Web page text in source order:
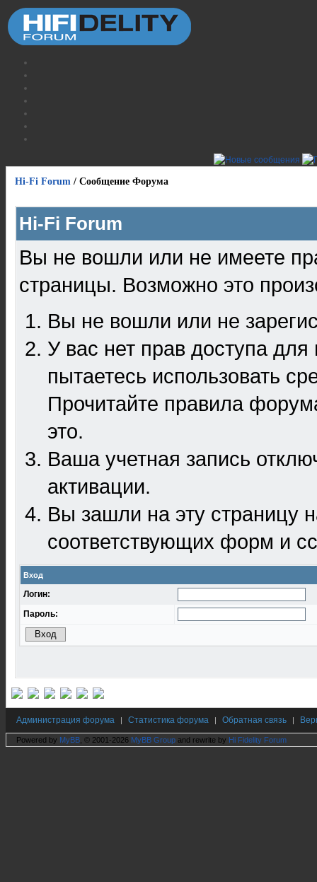
Hi-Fi Forum / Сообщение Форума
Hi-Fi Forum
Вы не вошли или не имеете
страницы. Возможно это
Вы не вошли или не
У вас нет прав доступа
пытаетесь использовать
Прочитайте правила
это.
Ваша учетная запись
активации.
Вы зашли на эту
соответствующих форм и
Вход
Логин:
Пароль:
Администрация форума | Статистика форума | Обратная связь |
Powered by MyBB , © 2001-2026 MyBB Group and rewrite by Hi Fidelity Forum